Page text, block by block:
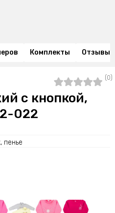
Комплекты Отзывы
(0)
с кнопкой,
022
пенье